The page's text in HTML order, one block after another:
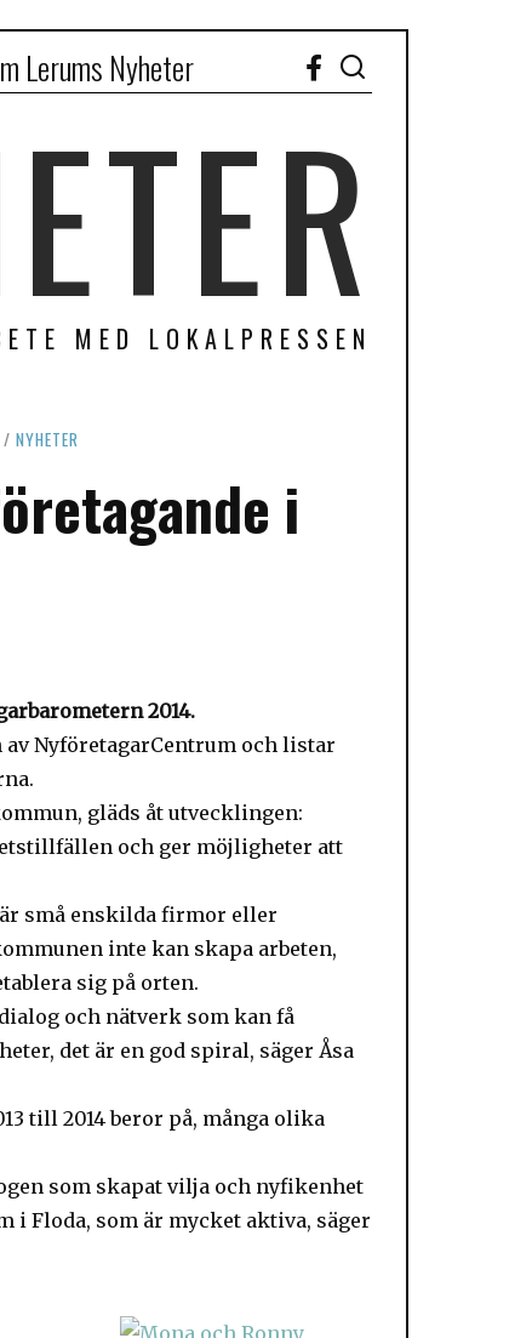
Lerums Nyheter
Facebook
MED LOKALPRESSEN
/ NYHETER
i
2014.
NyföretagarCentrum och listar
gläds åt utvecklingen:
och ger möjligheter att
små enskilda firmor eller
inte kan skapa arbeten,
sig på orten.
och nätverk som kan få
det är en god spiral, säger Åsa
till 2014 beror på, många olika
som skapat vilja och nyfikenhet
i Floda, som är mycket aktiva, säger